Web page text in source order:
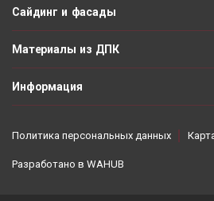
Сайдинг и фасады
Материалы из ДПК
Информация
Политика персональных данных
Разработано в WAHUB